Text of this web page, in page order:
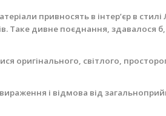
привносять в інтер’єр в
Таке дивне поєднання, здавалося
оригінального, світлого,
і відмова від